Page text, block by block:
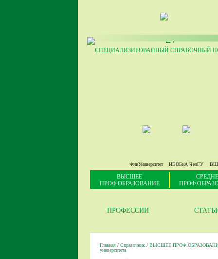
27
СПЕЦИАЛИЗИРОВАННЫЙ СПРАВОЧНЫЙ
ФинУниверситет ИЭОБиА ЧелГУ
ВЫСШЕЕ
ПРОФ.ОБРАЗОВАНИЕ
ПРОФЕССИИ
Главная / Справочник / ВЫСШЕЕ
университета